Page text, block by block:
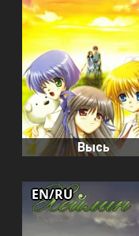
Высь
EN/RU